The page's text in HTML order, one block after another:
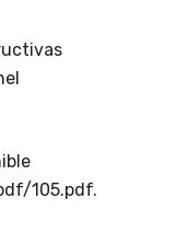
105.pdf.